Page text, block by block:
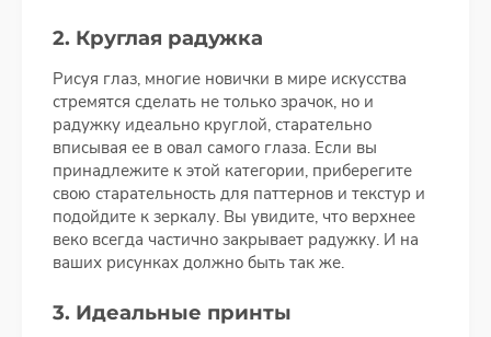
2. Круглая радужка
Рисуя глаз, многие новички в мире искусства
стремятся сделать не только зрачок, но и
радужку идеально круглой, старательно
вписывая ее в овал самого глаза. Если вы
принадлежите к этой категории, приберегите
свою старательность для паттернов и текстур и
подойдите к зеркалу. Вы увидите, что верхнее
веко всегда частично закрывает радужку. И на
ваших рисунках должно быть так же.
3. Идеальные принты